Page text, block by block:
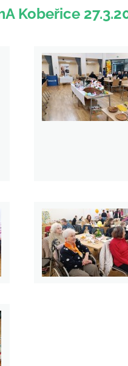
Kobeřice